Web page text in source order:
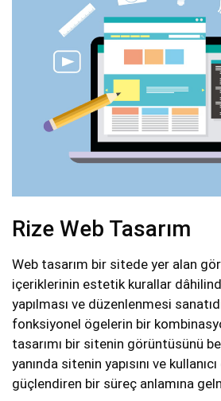
Rize Web Tasarım
Web tasarım bir sitede yer alan
içeriklerinin estetik kurallar
yapılması ve düzenlenmesi
fonksiyonel ögelerin bir
tasarımı bir sitenin görüntüsünü
yanında sitenin yapısını ve
güçlendiren bir süreç anlamına